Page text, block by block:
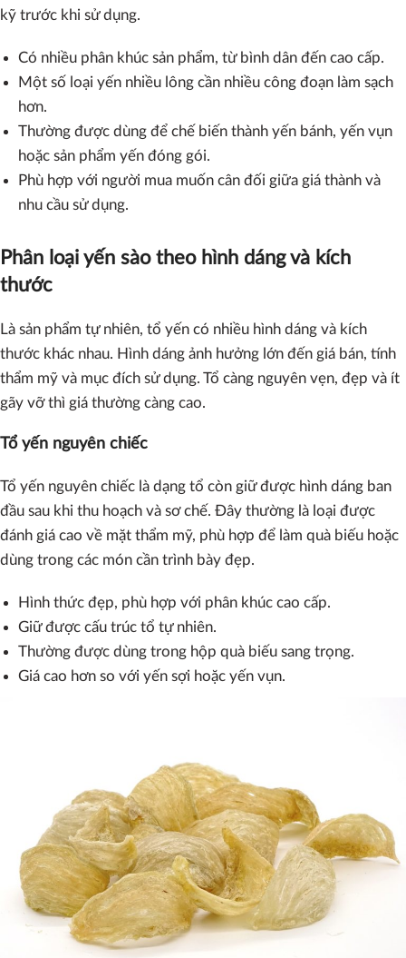
kỹ trước khi sử dụng.
Có nhiều phân khúc sản phẩm, từ bình dân đến cao cấp.
Một số loại yến nhiều lông cần nhiều công đoạn làm sạch
hơn.
Thường được dùng để chế biến thành yến bánh, yến vụn
hoặc sản phẩm yến đóng gói.
Phù hợp với người mua muốn cân đối giữa giá thành và
nhu cầu sử dụng.
Phân loại yến sào theo hình dáng và kích
thước
Là sản phẩm tự nhiên, tổ yến có nhiều hình dáng và kích
thước khác nhau. Hình dáng ảnh hưởng lớn đến giá bán, tính
thẩm mỹ và mục đích sử dụng. Tổ càng nguyên vẹn, đẹp và ít
gãy vỡ thì giá thường càng cao.
Tổ yến nguyên chiếc
Tổ yến nguyên chiếc là dạng tổ còn giữ được hình dáng ban
đầu sau khi thu hoạch và sơ chế. Đây thường là loại được
đánh giá cao về mặt thẩm mỹ, phù hợp để làm quà biếu hoặc
dùng trong các món cần trình bày đẹp.
Hình thức đẹp, phù hợp với phân khúc cao cấp.
Giữ được cấu trúc tổ tự nhiên.
Thường được dùng trong hộp quà biếu sang trọng.
Giá cao hơn so với yến sợi hoặc yến vụn.